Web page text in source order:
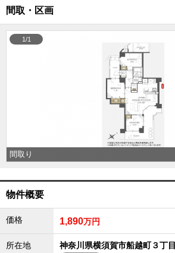
間取・区画
間取り
1/1
物件概要
価格 1,890万円
所在地 神奈川県横須賀市船越町３丁目
四街道･佐倉･八千代方面エリアの新築一戸建
四街道･佐倉･八千代方面エリアの中古一戸建
四街道･佐倉･八千代方面エリアのマンション
四街道･佐倉･八千代方面エリアの土地
船橋･市川･浦安方面エリア
船橋･市川･浦安方面エリアの新築一戸建
船橋･市川･浦安方面エリアの中古一戸建
船橋･市川･浦安方面エリアのマンション
船橋･市川･浦安方面エリアの土地
千葉市エリアの中古一戸建
千葉市エリアのマンション
外房エリア
外房エリアの中古一戸建
外房エリアのマンション
外房エリアの土地